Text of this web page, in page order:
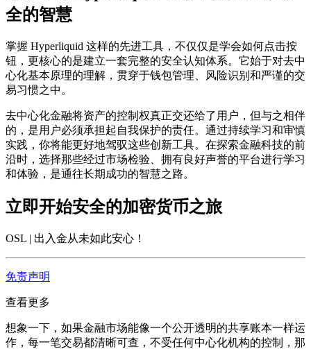
全的智慧
掌握 Hyperliquid 这样的先进工具，不仅仅是学会如何点击按
钮，更核心的是建立一套完整的安全认知体系。它始于对去中
心化基本原理的理解，贯穿于钱包管理、风险识别和严谨的交
易习惯之中。
去中心化金融将资产的控制权真正交还给了用户，但与之相伴
的，是用户必须承担起自我保护的责任。通过持续学习和审慎
实践，你将能更好地驾驭这些创新工具。在探索金融科技的前
沿时，选择那些经过市场检验、拥有良好声誉的平台进行学习
和体验，是通往长期成功的智慧之路。
立即开始安全的加密货币之旅
OSL | 出入金从未如此安心 ！
免责声明
查看更多
想象一下，如果金融市场能像一个公开透明的共享账本一样运
作，每一笔交易都清晰可查，不受任何中心化机构的控制，那